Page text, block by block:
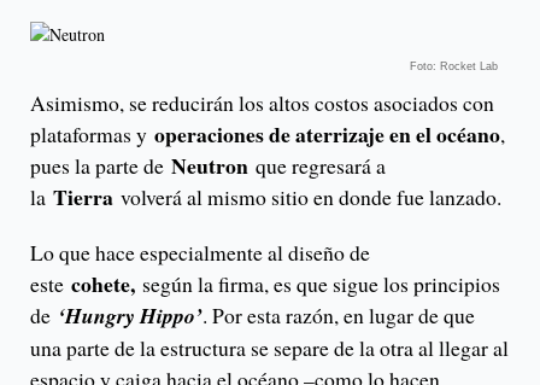
Foto: Rocket Lab
Asimismo, se reducirán los altos costos asociados con
plataformas y operaciones de aterrizaje en el océano,
pues la parte de Neutron que regresará a
la Tierra volverá al mismo sitio en donde fue lanzado.
Lo que hace especialmente al diseño de
este cohete, según la firma, es que sigue los principios
de ‘Hungry Hippo’. Por esta razón, en lugar de que
una parte de la estructura se separe de la otra al llegar al